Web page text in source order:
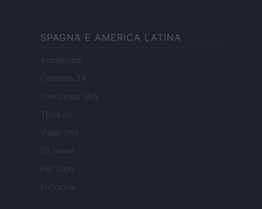
SPAGNA E AMERICA LATINA
Actualidad
Finanzas 24
Investindo 365
Think.es
Viajar 365
ES Newz
Pet Story
Encocina